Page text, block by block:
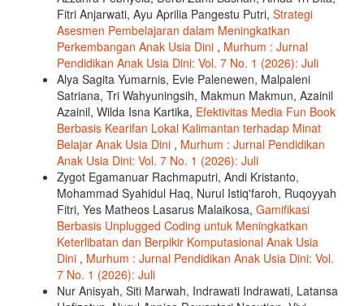
Fitri Anjarwati, Ayu Aprilia Pangestu Putri, Strategi
Asesmen Pembelajaran dalam Meningkatkan
Perkembangan Anak Usia Dini , Murhum : Jurnal
Pendidikan Anak Usia Dini: Vol. 7 No. 1 (2026): Juli
Alya Sagita Yumarnis, Evie Palenewen, Malpaleni
Satriana, Tri Wahyuningsih, Makmun Makmun, Azainil
Azainil, Wilda Isna Kartika, Efektivitas Media Fun Book
Berbasis Kearifan Lokal Kalimantan terhadap Minat
Belajar Anak Usia Dini , Murhum : Jurnal Pendidikan
Anak Usia Dini: Vol. 7 No. 1 (2026): Juli
Zygot Egamanuar Rachmaputri, Andi Kristanto,
Mohammad Syahidul Haq, Nurul Istiq'faroh, Ruqoyyah
Fitri, Yes Matheos Lasarus Malaikosa, Gamifikasi
Berbasis Unplugged Coding untuk Meningkatkan
Keterlibatan dan Berpikir Komputasional Anak Usia
Dini , Murhum : Jurnal Pendidikan Anak Usia Dini: Vol.
7 No. 1 (2026): Juli
Nur Anisyah, Siti Marwah, Indrawati Indrawati, Latansa